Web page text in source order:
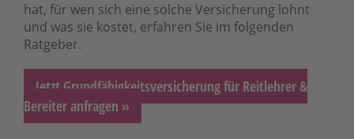
hat, für wen sich eine solche Versicherung lohnt
und was sie kostet, erfahren Sie im folgenden
Ratgeber.
Jetzt Grundfähigkeitsversicherung für Reitlehrer &
Bereiter anfragen »